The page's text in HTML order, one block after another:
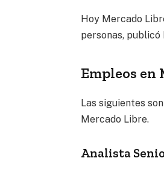
Hoy Mercado
personas, publicó
Empleos en
Las siguientes
Mercado Libre.
Analista